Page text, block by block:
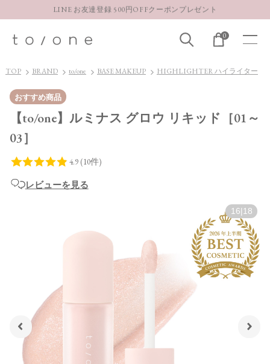
LINE お友達登録 500円OFFクーポンプレゼント
お得な定期購入コースはこちら
LINE お友達登録 500円OFFクーポンプレゼント
0
TOP BRAND to/one BASE MAKEUP HIGHLIGHTER ハイライター
おすすめ商品
【to/one】ルミナス グロウ リキッド［01～
03］
レビューを見る
16| 18